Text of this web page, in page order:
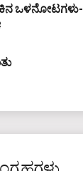
ಒಳನೋಟಗಳು-